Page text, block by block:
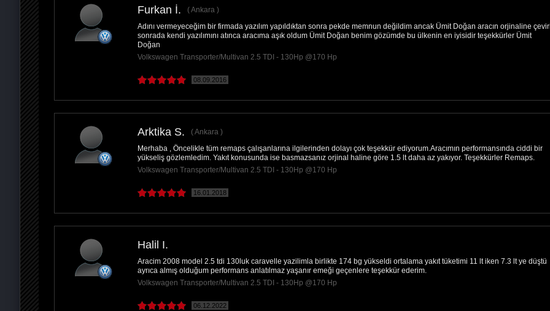
PAYLAŞ
Furkan İ.
Ankara
Adını vermeyeceğim bir firmada yazılım yapıldıktan sonra pekde memnun değildim ancak Ümit Doğan aracın orjinaline
sonrada kendi yazılımını atınca aracıma aşık oldum Ümit Doğan benim gözümde bu ülkenin en iyisidir teşekkürler Ümit
Doğan
Volkswagen Transporter/Multivan 2.5 TDI - 130Hp @170 Hp
08.09.2016
Arktika S.
Ankara
Merhaba , Öncelikle tüm remaps çalışanlarına ilgilerinden dolayı çok teşekkür ediyorum.Aracımın performansında ciddi bir
yükseliş gözlemledim. Yakıt konusunda ise basmazsanız orjinal haline göre 1.5 lt daha az yakıyor. Teşekkürler Remaps.
Volkswagen Transporter/Multivan 2.5 TDI - 130Hp @170 Hp
16.01.2018
Halil I.
Aracim 2008 model 2.5 tdi 130luk caravelle yazilimla birlikte 174 bg yükseldi ortalama yakıt tüketimi 11 lt iken 7.3 lt ye düştü
ayrıca almış olduğum performans anlatılmaz yaşanır emeği geçenlere teşekkür ederim.
Volkswagen Transporter/Multivan 2.5 TDI - 130Hp @170 Hp
06.12.2022